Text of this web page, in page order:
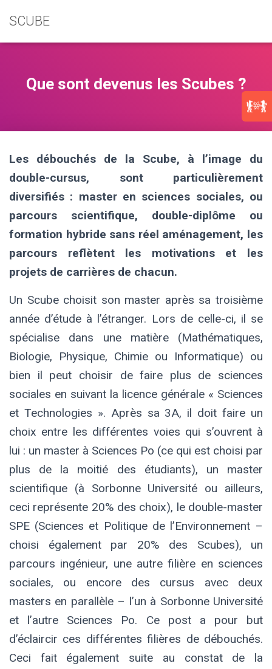
SCUBE
Que sont devenus les Scubes ?
Les débouchés de la Scube, à l’image du
double-cursus, sont particulièrement
diversifiés : master en sciences sociales, ou
parcours scientifique, double-diplôme ou
formation hybride sans réel aménagement, les
parcours reflètent les motivations et les
projets de carrières de chacun.
Un Scube choisit son master après sa troisième
année d’étude à l’étranger. Lors de celle-ci, il se
spécialise dans une matière (Mathématiques,
Biologie, Physique, Chimie ou Informatique) ou
bien il peut choisir de faire plus de sciences
sociales en suivant la licence générale « Sciences
et Technologies ». Après sa 3A, il doit faire un
choix entre les différentes voies qui s’ouvrent à
lui : un master à Sciences Po (ce qui est choisi par
plus de la moitié des étudiants), un master
scientifique (à Sorbonne Université ou ailleurs,
ceci représente 20% des choix), le double-master
SPE (Sciences et Politique de l’Environnement –
choisi également par 20% des Scubes), un
parcours ingénieur, une autrefilière en sciences
sociales, ou encore des cursus avec deux
masters en parallèle– l’un à Sorbonne Université
et l’autre Sciences Po. Ce post a pour but
d’éclaircir ces différentes filières de débouchés.
Ceci fait également suite au constat de la